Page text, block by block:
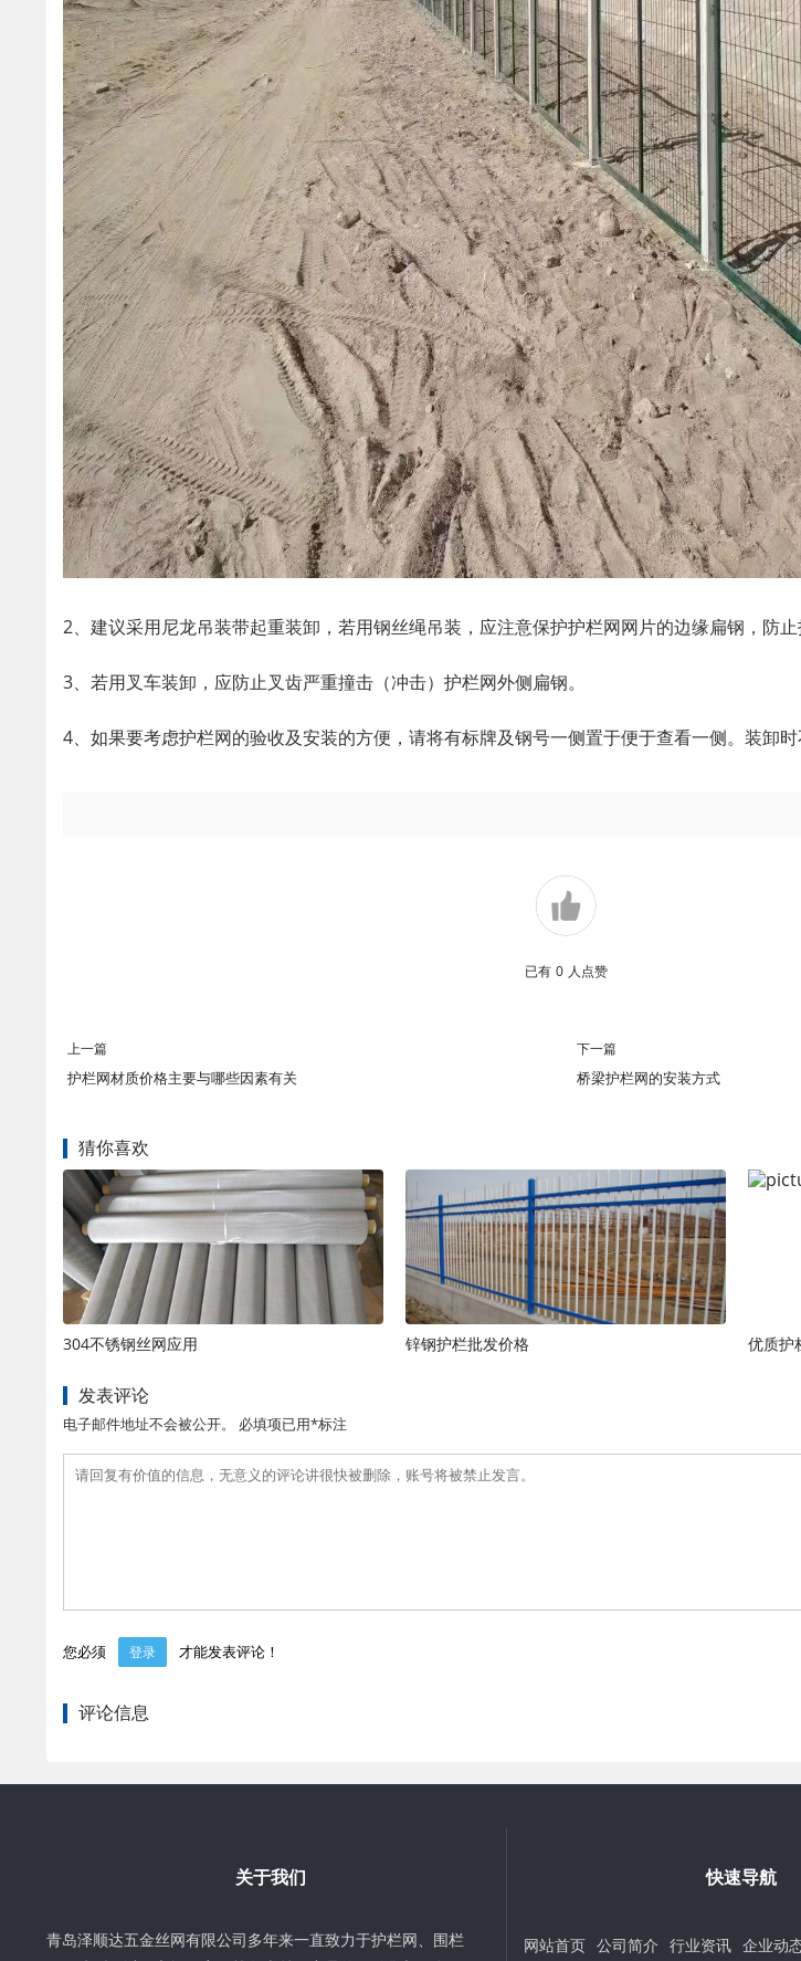
2、建议采用尼龙吊装带起重装卸，若用钢丝绳吊装，应注意保护护栏网网片的边缘扁钢，防止
3、若用叉车装卸，应防止叉齿严重撞击（冲击）护栏网外侧扁钢。
4、如果要考虑护栏网的验收及安装的方便，请将有标牌及钢号一侧置于便于查看一侧。装卸时
已有 0 人点赞
上一篇
护栏网材质价格主要与哪些因素有关
下一篇
桥梁护栏网的安装方式
猜你喜欢
304不锈钢丝网应用 锌钢护栏批发价格 优质护
发表评论
电子邮件地址不会被公开。 必填项已用*标注
您必须 登录 才能发表评论！
评论信息
关于我们
青岛泽顺达五金丝网有限公司多年来一直致力于护栏网、围栏
快速导航
网站首页 公司简介 行业资讯 企业动